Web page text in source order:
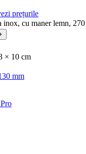
prețurile
inox, cu maner lemn,
× 10 cm
mm